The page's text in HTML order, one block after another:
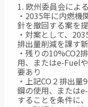
1. 欧州委員会によ
・2035年に内燃機
針を撤回する案を
・対案として、
排出量削減を課す
・残りの10%CO2
用、またはe-Fuel
要あり
・上記CO２排出
鋼の使用、または
することを条件に